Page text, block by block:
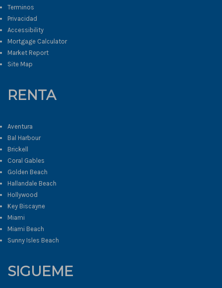
Terminos
Privacidad
Accessibility
Mortgage Calculator
Market Report
Site Map
RENTA
Aventura
Bal Harbour
Brickell
Coral Gables
Golden Beach
Hallandale Beach
Hollywood
Key Biscayne
Miami
Miami Beach
Sunny Isles Beach
SIGUEME